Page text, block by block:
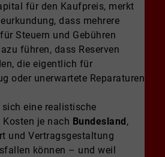
für den Kaufpreis, merkt
dass mehrere
Steuern und Gebühren
führen, dass Reserven
die eigentlich für
oder unerwartete Reparaturen
eine realistische
Kosten je nach Bundesland,
und Vertragsgestaltung
können – und weil